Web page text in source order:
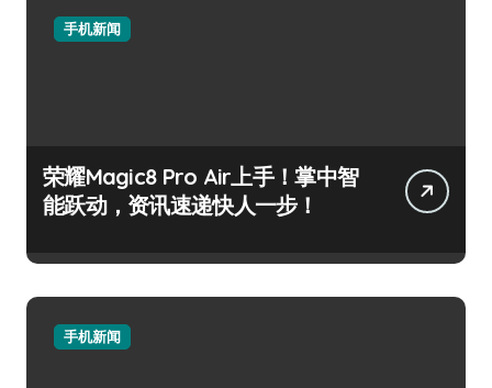
手机新闻
荣耀Magic8 Pro Air上手！掌中智
能跃动，资讯速递快人一步！
手机新闻